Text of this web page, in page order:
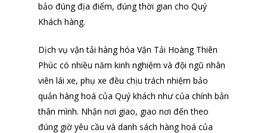
bảo đúng địa điểm, đúng thời gian cho Quý
Khách hàng.
Dịch vụ vận tải hàng hóa Vận Tải Hoàng Thiên
Phúc có nhiều năm kinh nghiệm và đội ngũ nhân
viên lái xe, phụ xe đều chịu trách nhiệm bảo
quản hàng hoá của Quý khách như của chính bản
thân mình. Nhận nơi giao, giao nơi đến theo
đúng giờ yêu cầu và danh sách hàng hoá của